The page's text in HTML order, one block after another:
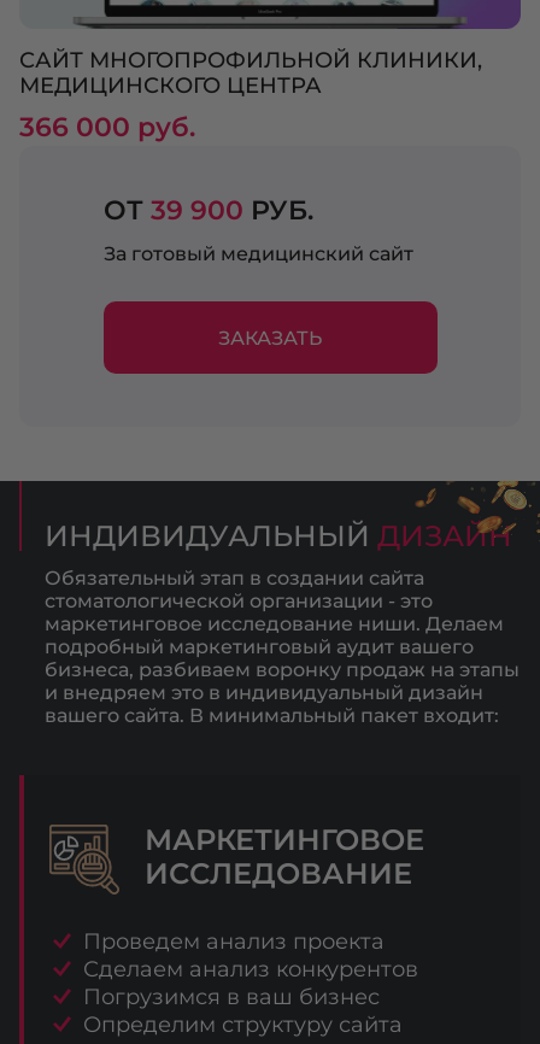
САЙТ МНОГОПРОФИЛЬНОЙ КЛИНИКИ,
МЕДИЦИНСКОГО ЦЕНТРА
366 000 руб.
ОТ 39 900 РУБ.
За готовый медицинский сайт
ЗАКАЗАТЬ
ИНДИВИДУАЛЬНЫЙ ДИЗАЙН
Обязательный этап в создании сайта
стоматологической организации - это
маркетинговое исследование ниши. Делаем
подробный маркетинговый аудит вашего
бизнеса, разбиваем воронку продаж на этапы
и внедряем это в индивидуальный дизайн
вашего сайта. В минимальный пакет входит:
МАРКЕТИНГОВОЕ
ИССЛЕДОВАНИЕ
Проведем анализ проекта
Сделаем анализ конкурентов
Погрузимся в ваш бизнес
Определим структуру сайта